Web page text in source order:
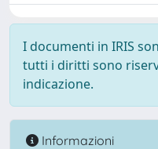
I documenti in IRIS
tutti i diritti sono
indicazione.
Informazioni